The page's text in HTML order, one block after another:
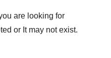
are looking for
or It may not exist.